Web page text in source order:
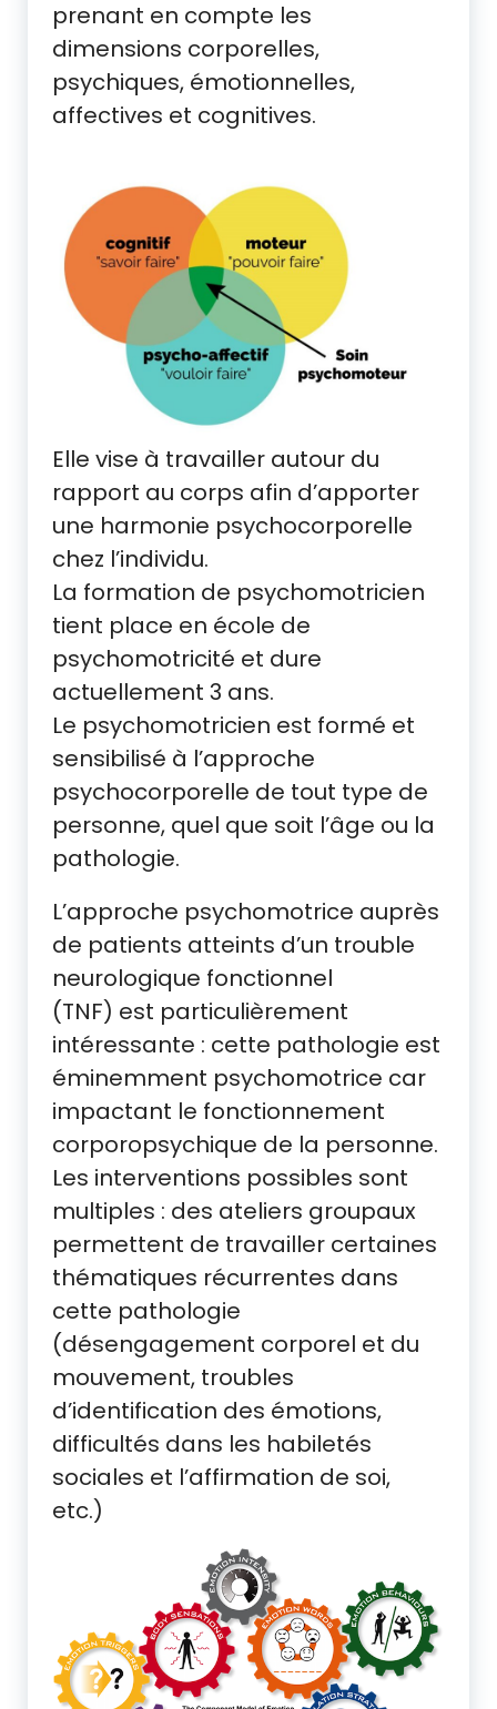
prenant en compte les
dimensions corporelles,
psychiques, émotionnelles,
affectives et cognitives.
Elle vise à travailler autour du
rapport au corps afin d’apporter
une harmonie psychocorporelle
chez l’individu.
La formation de psychomotricien
tient place en école de
psychomotricité et dure
actuellement 3 ans.
Le psychomotricien est formé et
sensibilisé à l’approche
psychocorporelle de tout type de
personne, quel que soit l’âge ou la
pathologie.
L’approche psychomotrice auprès
de patients atteints d’un trouble
neurologique fonctionnel
(TNF) est particulièrement
intéressante : cette pathologie est
éminemment psychomotrice car
impactant le fonctionnement
corporopsychique de la personne.
Les interventions possibles sont
multiples : des ateliers groupaux
permettent de travailler certaines
thématiques récurrentes dans
cette pathologie
(désengagement corporel et du
mouvement, troubles
d’identification des émotions,
difficultés dans les habiletés
sociales et l’affirmation de soi,
etc.)